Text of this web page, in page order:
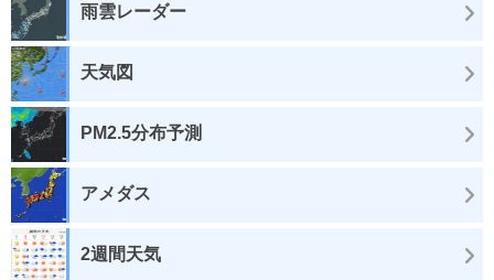
雨雲レーダー
天気図
PM2.5分布予測
アメダス
2週間天気